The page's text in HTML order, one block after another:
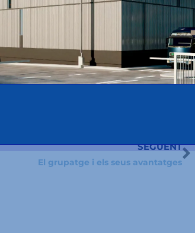
SEGÜENT
El grupatge i els seus avantatges